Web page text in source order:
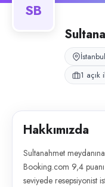
SB
1 açık
Hakkımızda
Sultanahmet
Booking.com 9,4
seviyede resepsiyonist